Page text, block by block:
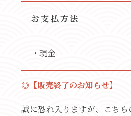
お支払方法
・現金
◎【販売終了のお知らせ】
誠に恐れ入りますが、こち